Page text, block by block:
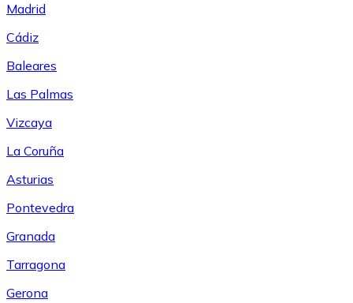
Madrid
Cádiz
Baleares
Las Palmas
Vizcaya
La Coruña
Asturias
Pontevedra
Granada
Tarragona
Gerona